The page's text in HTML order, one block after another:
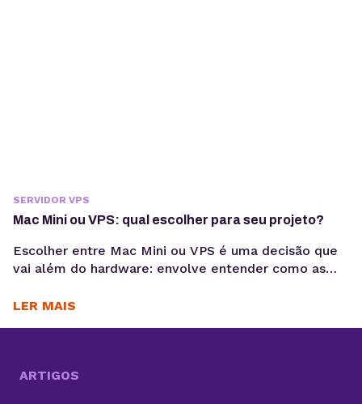
SERVIDOR VPS
Mac Mini ou VPS: qual escolher para seu projeto?
Escolher entre Mac Mini ou VPS é uma decisão que
vai além do hardware: envolve entender como as
ao longo do tempo. Quando for desenvolver o seu
LER MAIS
ARTIGOS